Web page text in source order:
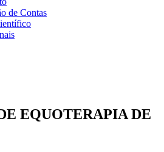
de Contas
EQUOTERAPIA DE